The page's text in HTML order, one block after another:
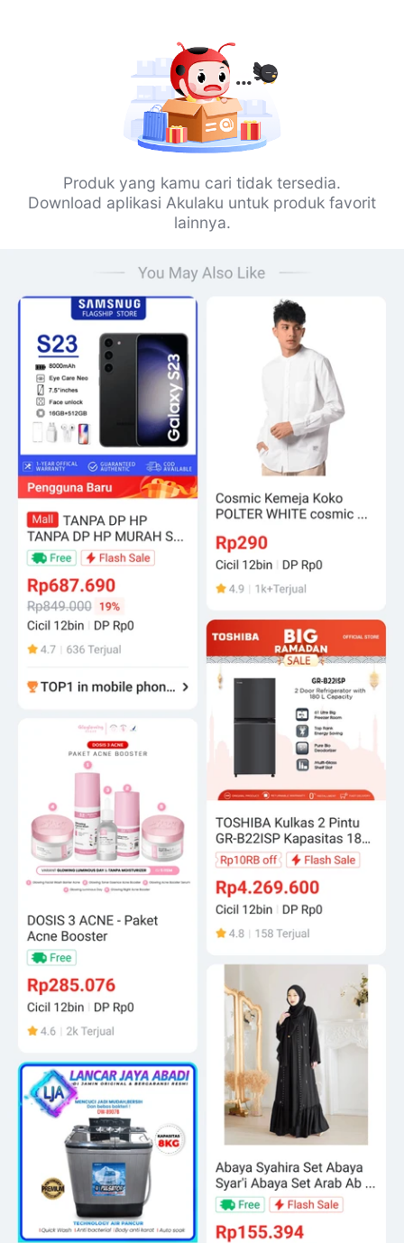
Produk yang kamu cari tidak tersedia.
Download aplikasi Akulaku untuk produk favorit
lainnya.